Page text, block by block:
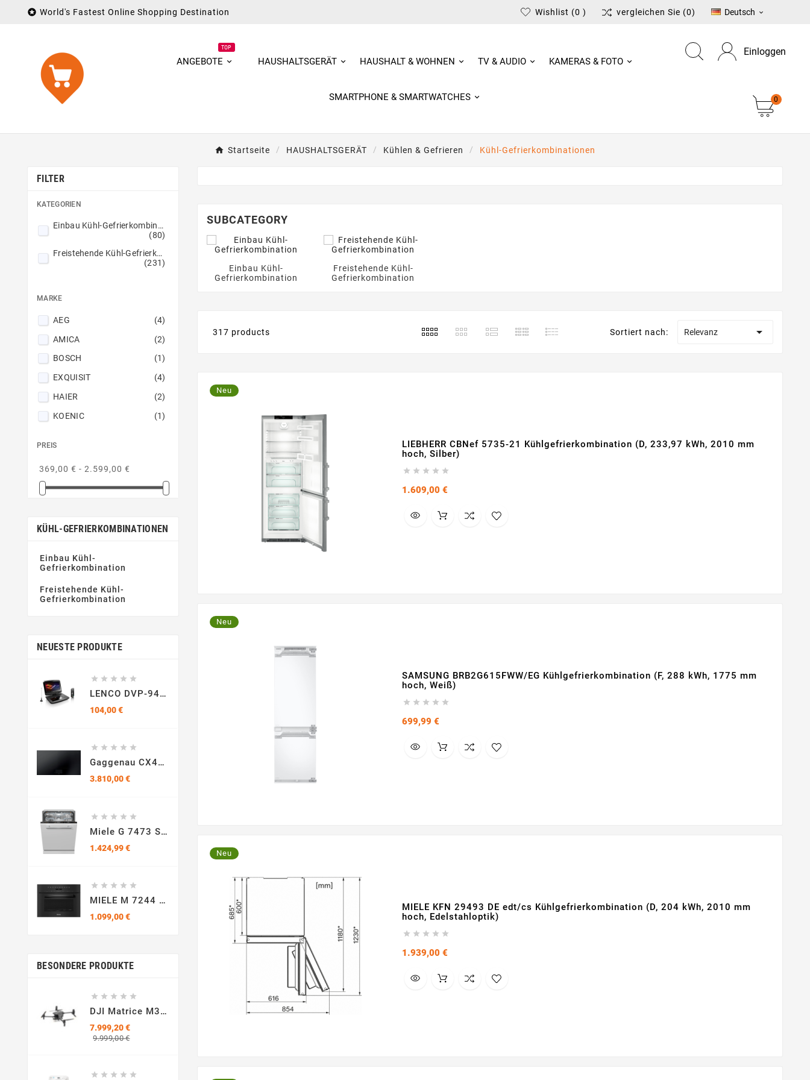
 World's Fastest Online Shopping Destination Wishlist (0 ) vergleichen Sie (0) Deutsch 
ANGEBOTE
TOP
HAUSHALTSGERÄT HAUSHALT & WOHNEN TV & AUDIO KAMERAS & FOTO
SMARTPHONE & SMARTWATCHES
Einloggen
0
Startseite HAUSHALTSGERÄT Kühlen & Gefrieren Kühl-Gefrierkombinationen
FILTER
KATEGORIEN
Einbau Kühl-Gefrierkombination
(80)
Freistehende Kühl-Gefrierkombination
(231)
MARKE
AEG
(4)
AMICA
(2)
BOSCH
(1)
EXQUISIT
(4)
HAIER
(2)
KOENIC
(1)
MIELE
Privileg
(1)
Samsung
(5)
WOLKENSTEIN
PREIS
369,00 € - 2.599,00 €
KÜHL-GEFRIERKOMBINATIONEN
Einbau Kühl-
Gefrierkombination
Freistehende Kühl-
Gefrierkombination
NEUESTE PRODUKTE
    
LENCO DVP-9413 Tragbarer DVD-Player, Schwarz
104,00 €Preis
    
Gaggenau CX492101, Serie 400, Vollflächen-Induktionskochfeld, 90 Cm
3.810,00 €Preis
    
Miele G 7473 SCVi Autodos Vollintegrierbarer Geschirrspüler
1.424,99 €Preis
    
MIELE M 7244 TC Mikrowelle Mit Grillfunktion
1.099,00 €Preis
BESONDERE PRODUKTE
    
DJI Matrice M30T
7.999,20 €
9.999,00 €
    
SUBCATEGORY
Einbau Kühl-
Gefrierkombination
Freistehende Kühl-
Gefrierkombination
317 products Sortiert nach: Relevanz 
Neu
LIEBHERR CBNef 5735-21 Kühlgefrierkombination (D, 233,97 kWh, 2010 mm
hoch, Silber)
    
1.609,00 €Preis
Neu
SAMSUNG BRB2G615FWW/EG Kühlgefrierkombination (F, 288 kWh, 1775 mm
hoch, Weiß)
    
699,99 €Preis
Neu
MIELE KFN 29493 DE edt/cs Kühlgefrierkombination (D, 204 kWh, 2010 mm
hoch, Edelstahloptik)
    
1.939,00 €Preis